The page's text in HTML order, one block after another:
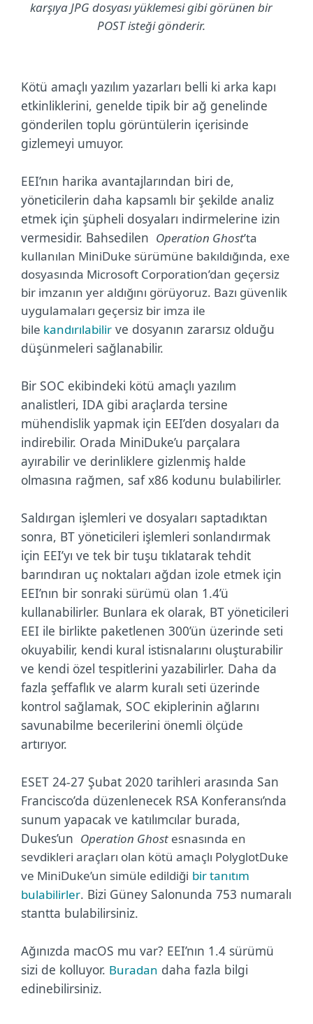
karşıya JPG dosyası yüklemesi gibi görünen bir
POST isteği gönderir.
Kötü amaçlı yazılım yazarları belli ki arka kapı
etkinliklerini, genelde tipik bir ağ genelinde
gönderilen toplu görüntülerin içerisinde
gizlemeyi umuyor.
EEI’nın harika avantajlarından biri de,
yöneticilerin daha kapsamlı bir şekilde analiz
etmek için şüpheli dosyaları indirmelerine izin
vermesidir. Bahsedilen Operation Ghost’ta
kullanılan MiniDuke sürümüne bakıldığında, exe
dosyasında Microsoft Corporation’dan geçersiz
bir imzanın yer aldığını görüyoruz. Bazı güvenlik
uygulamaları geçersiz bir imza ile
bile kandırılabilir ve dosyanın zararsız olduğu
düşünmeleri sağlanabilir.
Bir SOC ekibindeki kötü amaçlı yazılım
analistleri, IDA gibi araçlarda tersine
mühendislik yapmak için EEI’den dosyaları da
indirebilir. Orada MiniDuke’u parçalara
ayırabilir ve derinliklere gizlenmiş halde
olmasına rağmen, saf x86 kodunu bulabilirler.
Saldırgan işlemleri ve dosyaları saptadıktan
sonra, BT yöneticileri işlemleri sonlandırmak
için EEI’yı ve tek bir tuşu tıklatarak tehdit
barındıran uç noktaları ağdan izole etmek için
EEI’nın bir sonraki sürümü olan 1.4’ü
kullanabilirler. Bunlara ek olarak, BT yöneticileri
EEI ile birlikte paketlenen 300’ün üzerinde seti
okuyabilir, kendi kural istisnalarını oluşturabilir
ve kendi özel tespitlerini yazabilirler. Daha da
fazla şeffaflık ve alarm kuralı seti üzerinde
kontrol sağlamak, SOC ekiplerinin ağlarını
savunabilme becerilerini önemli ölçüde
artırıyor.
ESET 24-27 Şubat 2020 tarihleri arasında San
Francisco’da düzenlenecek RSA Konferansı’nda
sunum yapacak ve katılımcılar burada,
Dukes’un Operation Ghost esnasında en
sevdikleri araçları olan kötü amaçlı PolyglotDuke
ve MiniDuke’un simüle edildiği bir tanıtım
bulabilirler. Bizi Güney Salonunda 753 numaralı
stantta bulabilirsiniz.
Ağınızda macOS mu var? EEI’nın 1.4 sürümü
sizi de kolluyor. Buradan daha fazla bilgi
edinebilirsiniz.